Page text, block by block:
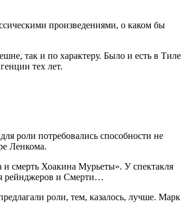
произведениями, о каком бы
так и по характеру. Было и есть в Тиле
тех лет.
роли потребовались способности не
Ленкома.
и смерть Хоакина Мурьеты». У спектакля
рейнджеров и Смерти…
роли, тем, казалось, лучше. Марк